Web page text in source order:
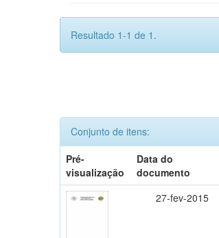
Resultado 1-1 de 1.
Conjunto de itens:
Pré-
visualização
Data do
documento
27-fev-2015